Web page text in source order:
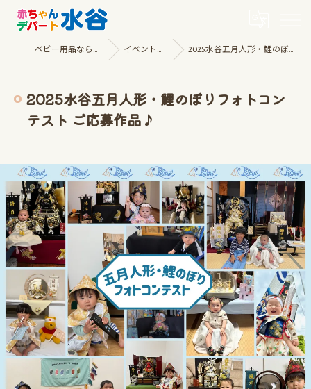
ベビー用品なら赤ちゃんデパート水谷 イベント・キャンペーン 2025水谷五月人形・鯉のぼりフォトコンテスト ご応募作品♪
2025水谷五月人形・鯉のぼりフォトコン
テスト ご応募作品♪